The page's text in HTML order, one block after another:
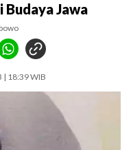
Jawa
| 18:39 WIB